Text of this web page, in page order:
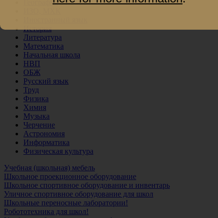
География
История
Литература
Математика
Начальная школа
НВП
ОБЖ
Русский язык
Труд
Физика
Химия
Музыка
Черчение
Астрономия
Информатика
Физическая культура
Учебная (школьная) мебель
Школьное проекционное оборудование
Школьное спортивное оборудование и инвентарь
Уличное спортивное оборудование для школ
Школьные переносные лаборатории!
Робототехника для школ!